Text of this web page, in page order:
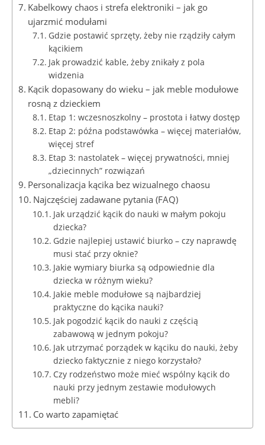
Kabelkowy chaos i strefa elektroniki – jak go
ujarzmić modułami
Gdzie postawić sprzęty, żeby nie rządziły całym
kącikiem
Jak prowadzić kable, żeby znikały z pola
widzenia
Kącik dopasowany do wieku – jak meble modułowe
rosną z dzieckiem
Etap 1: wczesnoszkolny – prostota i łatwy dostęp
Etap 2: późna podstawówka – więcej materiałów,
więcej stref
Etap 3: nastolatek – więcej prywatności, mniej
„dziecinnych” rozwiązań
Personalizacja kącika bez wizualnego chaosu
Najczęściej zadawane pytania (FAQ)
Jak urządzić kącik do nauki w małym pokoju
dziecka?
Gdzie najlepiej ustawić biurko – czy naprawdę
musi stać przy oknie?
Jakie wymiary biurka są odpowiednie dla
dziecka w różnym wieku?
Jakie meble modułowe są najbardziej
praktyczne do kącika nauki?
Jak pogodzić kącik do nauki z częścią
zabawową w jednym pokoju?
Jak utrzymać porządek w kąciku do nauki, żeby
dziecko faktycznie z niego korzystało?
Czy rodzeństwo może mieć wspólny kącik do
nauki przy jednym zestawie modułowych
mebli?
Co warto zapamiętać